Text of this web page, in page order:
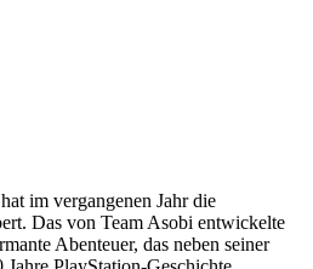
hat im vergangenen Jahr die
Das von Team Asobi entwickelte
Abenteuer, das neben seiner